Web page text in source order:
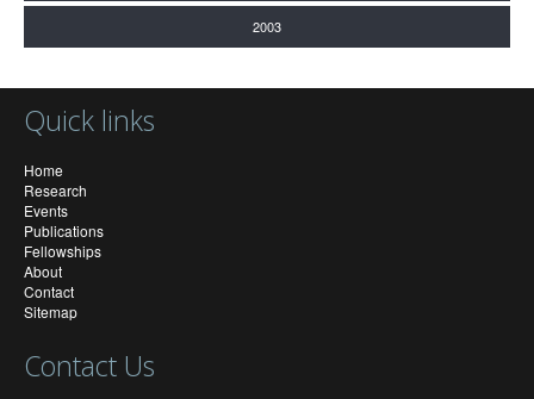
2003
Quick links
Home
Research
Events
Publications
Fellowships
About
Contact
Sitemap
Contact Us